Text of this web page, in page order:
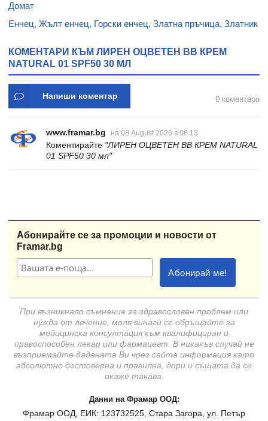
Домат
Енчец, Жълт енчец, Горски енчец, Златна пръчица, Златник
КОМЕНТАРИ КЪМ ЛИРЕН ОЦВЕТЕН ВВ КРЕМ
NATURAL 01 SPF50 30 МЛ
Напиши коментар 0 коментара
www.framar.bg на 08 August 2026 в 08:13
Коментирайте "ЛИРЕН ОЦВЕТЕН ВВ КРЕМ NATURAL
01 SPF50 30 мл"
Абонирайте се за промоции и новости от
Framar.bg
При възникнало съмнение за здравословен проблем или
нужда от лечение, моля винаги се обръщайте за
медицинска консултация към квалифициран и
правоспособен лекар или фармацевт. В никакъв случай не
възприемайте дадената Ви чрез сайта информация като
абсолютно достоверна и правилна, дори и същата да се
окаже такава.
Данни на Фрамар ООД:
Фрамар ООД, ЕИК: 123732525, Стара Загора, ул. Петър